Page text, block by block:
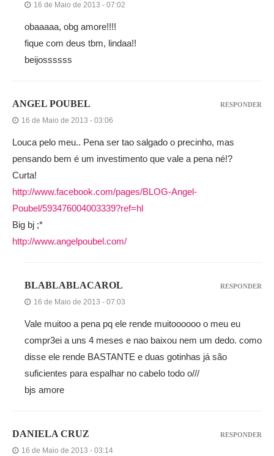
16 de Maio de 2013 - 07:02
obaaaaa, obg amore!!!!
fique com deus tbm, lindaa!!
beijossssss
ANGEL POUBEL
16 de Maio de 2013 - 03:06
Louca pelo meu.. Pena ser tao salgado o precinho, mas
pensando bem é um investimento que vale a pena né!?
Curta!
http://www.facebook.com/pages/BLOG-Angel-
Poubel/593476004003339?ref=hl
Big bj ;*
http://www.angelpoubel.com/
RESPONDER
BLABLABLACAROL
16 de Maio de 2013 - 07:03
Vale muitoo a pena pq ele rende muitoooooo o meu eu
compr3ei a uns 4 meses e nao baixou nem um dedo. como
disse ele rende BASTANTE e duas gotinhas já são
suficientes para espalhar no cabelo todo o///
bjs amore
RESPONDER
DANIELA CRUZ
16 de Maio de 2013 - 03:14
RESPONDER